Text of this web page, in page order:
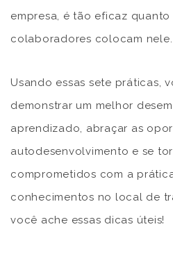
empresa, é tão eficaz
colaboradores colocam nele.
Usando essas sete práticas,
demonstrar um melhor
aprendizado, abraçar as
autodesenvolvimento e se
comprometidos com a
conhecimentos no local de
você ache essas dicas úteis!